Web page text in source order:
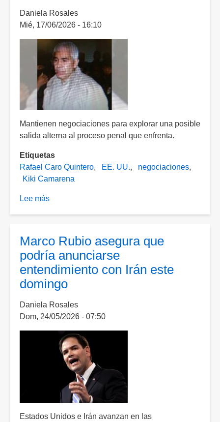
Daniela Rosales
Mié, 17/06/2026 - 16:10
Mantienen negociaciones para explorar una posible
salida alterna al proceso penal que enfrenta.
Etiquetas
Rafael Caro Quintero
EE. UU.
negociaciones
Kiki Camarena
Lee más
probable
acuerdo
con
Rafael
Caro
Quintero
por
narcotráfico
asesinato
‘Kiki’
Marco Rubio asegura que
podría anunciarse
entendimiento con Irán este
domingo
Daniela Rosales
Dom, 24/05/2026 - 07:50
Estados Unidos e Irán avanzan en las